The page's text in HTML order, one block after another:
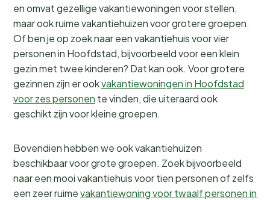
en omvat gezellige vakantiewoningen voor stellen,
maar ook ruime vakantiehuizen voor grotere groepen.
Of ben je op zoek naar een vakantiehuis voor vier
personen in Hoofdstad, bijvoorbeeld voor een klein
gezin met twee kinderen? Dat kan ook. Voor grotere
gezinnen zijn er ookvakantiewoningen in Hoofdstad
voor zes personen te vinden, die uiteraard ook
geschikt zijn voor kleine groepen.
Bovendien hebben we ook vakantiehuizen
beschikbaar voor grote groepen. Zoek bijvoorbeeld
naar een mooi vakantiehuis voor tien personen of zelfs
een zeer ruimevakantiewoning voor twaalf personen in